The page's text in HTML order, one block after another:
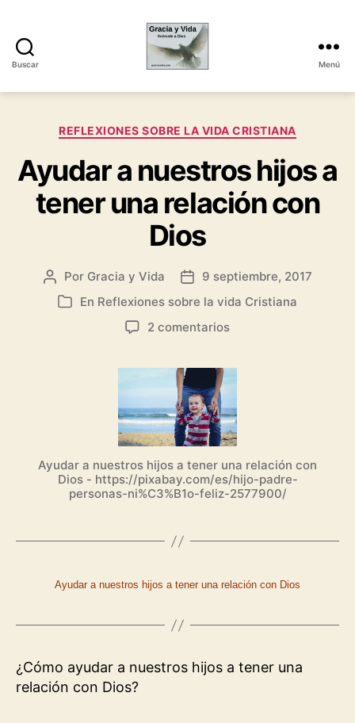
Buscar
y
Menú
Categorías
REFLEXIONES SOBRE LA VIDA CRISTIANA
Ayudar a nuestros hijos a
tener una relación con
Dios
Autor
de
la
Por Gracia y Vida
Fecha
entrada
9 septiembre, 2017
Categorías
En Reflexiones sobre la vida Cristiana
2 comentariosen
a
tener
una
relación
con
Dios
Ayudar a nuestros hijos a tener una relación con
Dios - https://pixabay.com/es/hijo-padre-
personas-ni%C3%B1o-feliz-2577900/
Ayudar a nuestros hijos a tener una relación con Dios
¿Cómo ayudar a nuestros hijos a tener una
relación con Dios?